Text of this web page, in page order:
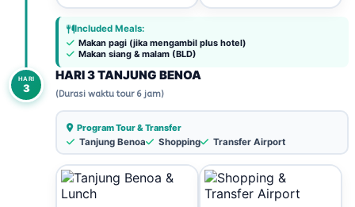
Included Meals:
Makan pagi (jika mengambil plus hotel)
Makan siang & malam (BLD)
HARI
3
HARI 3 TANJUNG BENOA
(Durasi waktu tour 6 jam)
Program Tour & Transfer
Tanjung Benoa
Shopping Transfer Airport